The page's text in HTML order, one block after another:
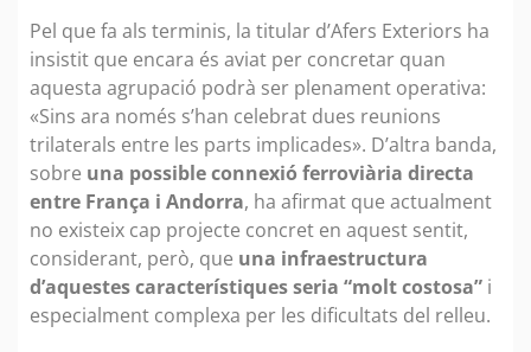
Pel que fa als terminis, la titular d’Afers Exteriors ha
insistit que encara és aviat per concretar quan
aquesta agrupació podrà ser plenament operativa:
«Sins ara només s’han celebrat dues reunions
trilaterals entre les parts implicades». D’altra banda,
sobre una possible connexió ferroviària directa
entre França i Andorra, ha afirmat que actualment
no existeix cap projecte concret en aquest sentit,
considerant, però, que una infraestructura
d’aquestes característiques seria “molt costosa” i
especialment complexa per les dificultats del relleu.